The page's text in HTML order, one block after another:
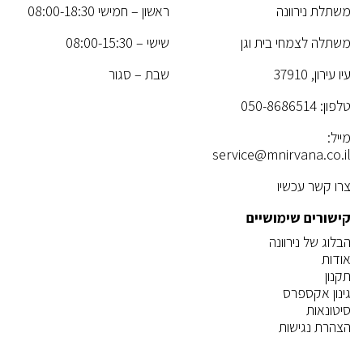
משתלת נירוונה
משתלה לצמחי בית וגן
עיו עירון, 37910
טלפון: 050-8686514
מייל:
service@mnirvana.co.il
צרו קשר עכשיו
ראשון – חמישי 08:00-18:30
שישי – 08:00-15:30
שבת – סגור
קישורים שימושיים
הבלוג של נירוונה
אודות
תקנון
גינון אקספרס
סיטונאות
הצהרת נגישות